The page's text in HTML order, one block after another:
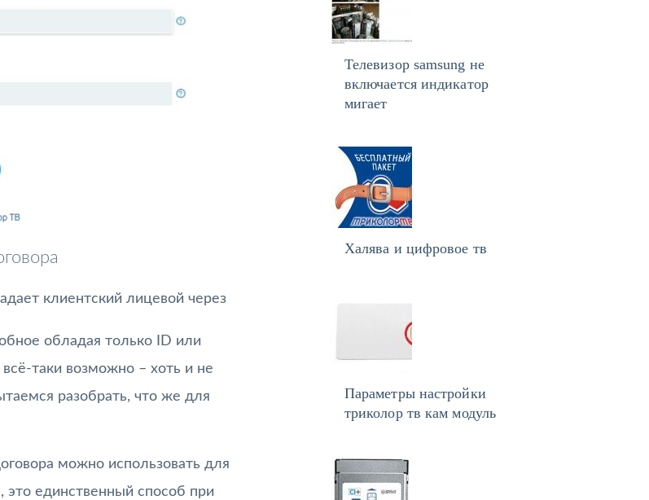
клиентский лицевой через
обладая только ID или
таки возможно – хоть и не
разобрать, что же для
можно использовать для
это единственный способ при
Телевизор samsung не
включается индикатор
мигает
Халява и цифровое тв
Параметры настройки
триколор тв кам модуль